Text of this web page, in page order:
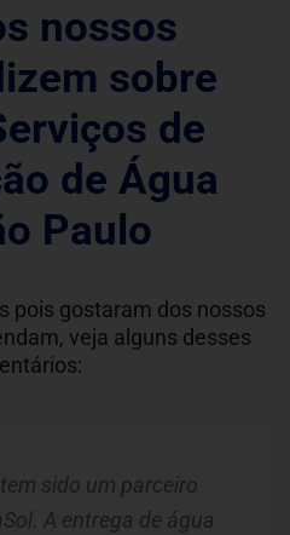
nossos
sobre
de
de Água
Paulo
pois gostaram dos nossos
veja alguns desses
sido um parceiro
A entrega de água